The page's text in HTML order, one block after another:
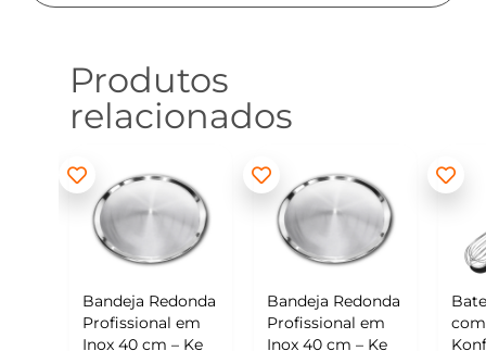
Produtos
relacionados
Bandeja Redonda
Profissional em
Inox 40 cm – Ke
Batedor de Ovos
com Raspador –
Konfektt